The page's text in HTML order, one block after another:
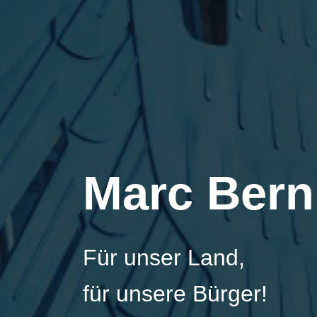
Marc
Für unser Land,
für unsere Bürger!